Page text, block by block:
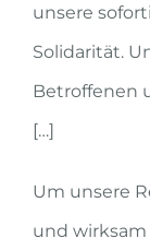
unsere
Solidarität.
Betroffenen
[…]
Um unsere
und wirksam